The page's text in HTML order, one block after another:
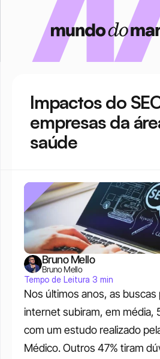
Impactos do
empresas da
saúde
Nos últimos anos, as
internet subiram, em média,
com um estudo realizado
Médico. Outros 47% tiram
Bruno Mello
Bruno Mello
Tempo de Leitura 3 min